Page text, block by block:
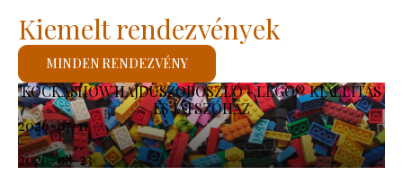
KOCKASHOW HAJDÚSZOBOSZLÓ - LEGO® KIÁLLÍTÁS
ÉS JÁTSZÓHÁZ
2026-07-11
-
2026-08-23
Kiemelt rendezvények
MINDEN RENDEZVÉNY